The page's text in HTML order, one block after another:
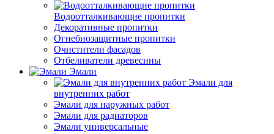
Водоотталкивающие пропитки
Декоративные пропитки
Огнебиозащитные пропитки
Очистители фасадов
Отбеливатели древесины
Эмали
Эмали для
внутренних работ
Эмали для наружных работ
Эмали для радиаторов
Эмали универсальные